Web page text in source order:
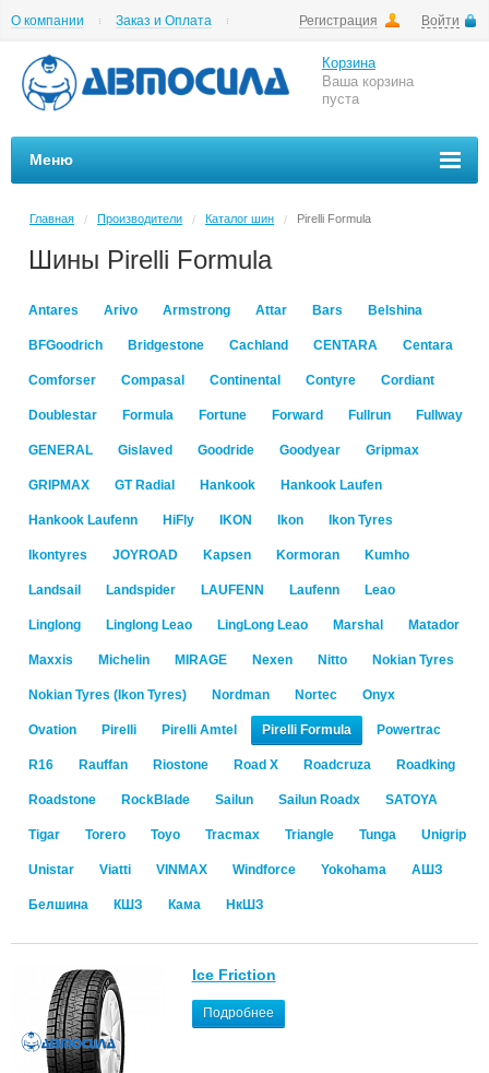
Регистрация Войти
О компании
Заказ и Оплата
Корзина
Ваша корзина
пуста
Меню
Главная / Производители / Каталог шин / Pirelli Formula
Шины Pirelli Formula
Antares Arivo Armstrong Attar Bars Belshina
BFGoodrich Bridgestone Cachland CENTARA Centara
Comforser Compasal Continental Contyre Cordiant
Doublestar Formula Fortune Forward Fullrun Fullway
GENERAL Gislaved Goodride Goodyear Gripmax
GRIPMAX GT Radial Hankook Hankook Laufen
Hankook Laufenn HiFly IKON Ikon Ikon Tyres
Ikontyres JOYROAD Kapsen Kormoran Kumho
Landsail Landspider LAUFENN Laufenn Leao
Linglong Linglong Leao LingLong Leao Marshal Matador
Maxxis Michelin MIRAGE Nexen Nitto Nokian Tyres
Nokian Tyres (Ikon Tyres) Nordman Nortec Onyx
Ovation Pirelli Pirelli Amtel Pirelli Formula Powertrac
R16 Rauffan Riostone Road X Roadcruza Roadking
Roadstone RockBlade Sailun Sailun Roadx SATOYA
Tigar Torero Toyo Tracmax Triangle Tunga Unigrip
Unistar Viatti VINMAX Windforce Yokohama АШЗ
Белшина КШЗ Кама НкШЗ
Ice Friction
Подробнее